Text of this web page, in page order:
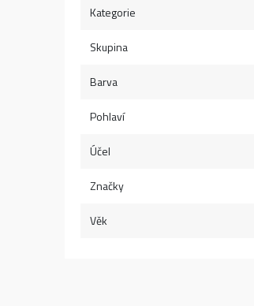
Kategorie
Skupina
Barva
Pohlaví
Účel
Značky
Věk